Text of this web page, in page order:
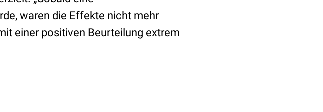
waren die Effekte nicht mehr
einer positiven Beurteilung extrem